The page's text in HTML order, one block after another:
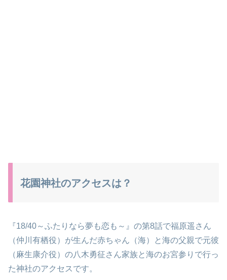
花園神社のアクセスは？
『18/40～ふたりなら夢も恋も～』の第8話で福原遥さん
（仲川 有栖役）が生んだ赤ちゃん（海）と海の父親で元彼
（麻生康介役）の八木勇征さん家族と海のお宮参りで行っ
た神社のアクセスです。